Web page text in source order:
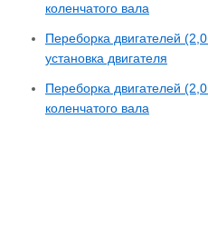
коленчатого вала
Переборка двигателей
установка двигателя
Переборка двигателей
коленчатого вала